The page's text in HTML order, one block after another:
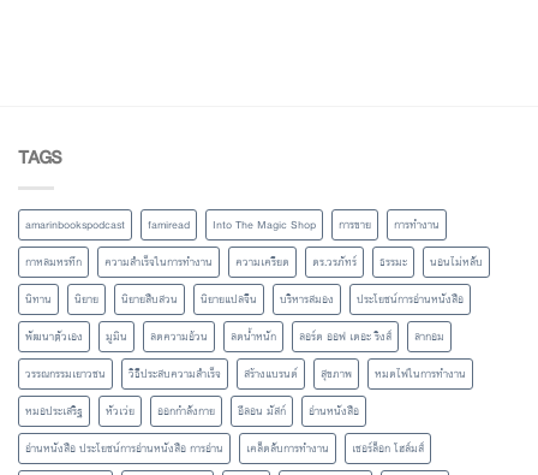
TAGS
amarinbookspodcast famiread Into The Magic Shop การขาย
การทำงาน
กาหลมหรทึก
ความสำเร็จในการทำงาน ความเครียด ดร.วรภัทร์ ธรรมะ
นอนไม่หลับ
นิทาน
นิยาย นิยายสืบสวน นิยายแปลจีน บริหารสมอง
ประโยชน์การอ่านหนังสือ
พัฒนาตัวเอง
มูมิน ลดความอ้วน ลดน้ำหนัก ลอร์ด ออฟ เดอะ ริงส์
ลากอม
วรรณกรรมเยาวชน
วิธีประสบความสำเร็จ สร้างแบรนด์ สุขภาพ
หมดไฟในการทำงาน
หมอประเสริฐ
หัวเว่ย ออกกำลังกาย อีลอน มัสก์
อ่านหนังสือ
อ่านหนังสือ ประโยชน์การอ่านหนังสือ การอ่าน
เคล็ดลับการทำงาน
เชอร์ล็อก โฮล์มส์